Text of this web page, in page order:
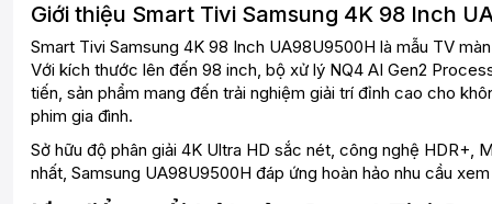
Giới thiệu Smart Tivi Samsung 4K 98 Inch
Smart Tivi Samsung 4K 98 Inch UA98U9500H là mẫu TV
Với kích thước lên đến 98 inch, bộ xử lý NQ4 AI Gen2
tiến, sản phẩm mang đến trải nghiệm giải trí đỉnh cao cho
phim gia đình.
Sở hữu độ phân giải 4K Ultra HD sắc nét, công nghệ HDR+,
nhất, Samsung UA98U9500H đáp ứng hoàn hảo nhu cầu